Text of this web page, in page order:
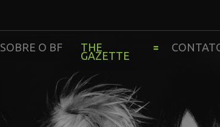
SOBRE O BF THE
GAZETTE